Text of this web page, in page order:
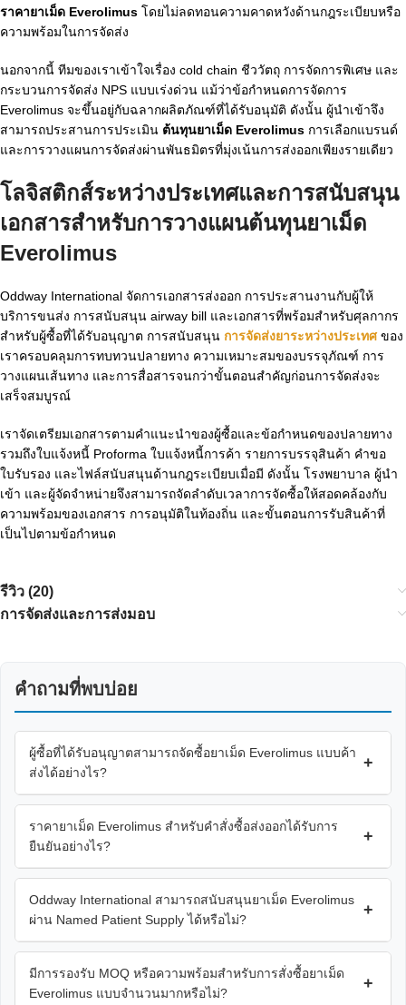
ราคายาเม็ด Everolimus โดยไม่ลดทอนความคาดหวังด้านกฎระเบียบหรือ
ความพร้อมในการจัดส่ง
นอกจากนี้ ทีมของเราเข้าใจเรื่อง cold chain ชีววัตถุ การจัดการพิเศษ และ
กระบวนการจัดส่ง NPS แบบเร่งด่วน แม้ว่าข้อกำหนดการจัดการ
Everolimus จะขึ้นอยู่กับฉลากผลิตภัณฑ์ที่ได้รับอนุมัติ ดังนั้น ผู้นำเข้าจึง
สามารถประสานการประเมิน ต้นทุนยาเม็ด Everolimus การเลือกแบรนด์
และการวางแผนการจัดส่งผ่านพันธมิตรที่มุ่งเน้นการส่งออกเพียงรายเดียว
โลจิสติกส์ระหว่างประเทศและการสนับสนุน
เอกสารสำหรับการวางแผนต้นทุนยาเม็ด
Everolimus
Oddway International จัดการเอกสารส่งออก การประสานงานกับผู้ให้
บริการขนส่ง การสนับสนุน airway bill และเอกสารที่พร้อมสำหรับศุลกากร
สำหรับผู้ซื้อที่ได้รับอนุญาต การสนับสนุน การจัดส่งยาระหว่างประเทศของ
เราครอบคลุมการทบทวนปลายทาง ความเหมาะสมของบรรจุภัณฑ์ การ
วางแผนเส้นทาง และการสื่อสารจนกว่าขั้นตอนสำคัญก่อนการจัดส่งจะ
เสร็จสมบูรณ์
เราจัดเตรียมเอกสารตามคำแนะนำของผู้ซื้อและข้อกำหนดของปลายทาง
รวมถึงใบแจ้งหนี้ Proforma ใบแจ้งหนี้การค้า รายการบรรจุสินค้า คำขอ
ใบรับรอง และไฟล์สนับสนุนด้านกฎระเบียบเมื่อมี ดังนั้น โรงพยาบาล ผู้นำ
เข้า และผู้จัดจำหน่ายจึงสามารถจัดลำดับเวลาการจัดซื้อให้สอดคล้องกับ
ความพร้อมของเอกสาร การอนุมัติในท้องถิ่น และขั้นตอนการรับสินค้าที่
เป็นไปตามข้อกำหนด
รีวิว (20)
การจัดส่งและการส่งมอบ
คำถามที่พบบ่อย
ผู้ซื้อที่ได้รับอนุญาตสามารถจัดซื้อยาเม็ด Everolimus แบบค้า
ส่งได้อย่างไร?
+
ราคายาเม็ด Everolimus สำหรับคำสั่งซื้อส่งออกได้รับการ
ยืนยันอย่างไร?
+
Oddway International สามารถสนับสนุนยาเม็ด Everolimus
ผ่าน Named Patient Supply ได้หรือไม่?
+
มีการรองรับ MOQ หรือความพร้อมสำหรับการสั่งซื้อยาเม็ด
Everolimus แบบจำนวนมากหรือไม่?
+